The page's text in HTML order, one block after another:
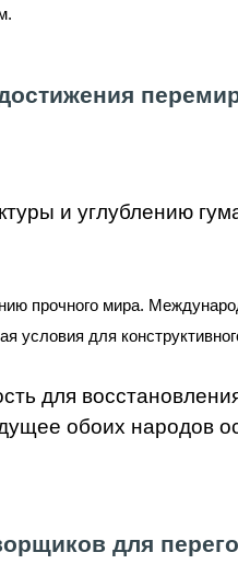
и углублению
прочного мира.
условия для
для
обоих народов
для